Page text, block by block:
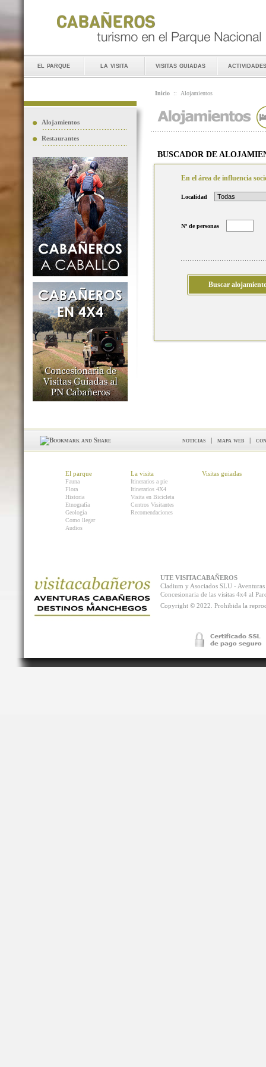
el parque la visita visitas guiadas actividades
Alojamientos
Restaurantes
Inicio :: Alojamientos
BUSCADOR DE
En el área de influencia
Localidad
Nº de personas
noticias | mapa web |
El parque
Fauna
Flora
Historia
Etnografía
Geología
Como llegar
Audios
La visita
Itinerarios a pie
Itinerarios 4X4
Visita en Bicicleta
Centros Visitantes
Recomendaciones
Visitas guiadas
UTE VISITACABAÑEROS
Cladium y Asociados SLU -
Concesionaria de las visitas 4x4 al
Copyright © 2022. Prohibida la